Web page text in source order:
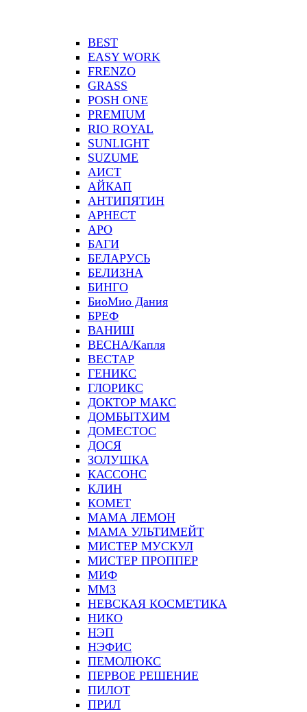
BEST
EASY WORK
FRENZO
GRASS
POSH ONE
PREMIUM
RIO ROYAL
SUNLIGHT
SUZUME
АИСТ
АЙКАП
АНТИПЯТИН
АРНЕСТ
АРО
БАГИ
БЕЛАРУСЬ
БЕЛИЗНА
БИНГО
БиоМио Дания
БРЕФ
ВАНИШ
ВЕСНА/Капля
ВЕСТАР
ГЕНИКС
ГЛОРИКС
ДОКТОР МАКС
ДОМБЫТХИМ
ДОМЕСТОС
ДОСЯ
ЗОЛУШКА
КАССОНС
КЛИН
КОМЕТ
МАМА ЛЕМОН
МАМА УЛЬТИМЕЙТ
МИСТЕР МУСКУЛ
МИСТЕР ПРОППЕР
МИФ
ММЗ
НЕВСКАЯ КОСМЕТИКА
НИКО
НЭП
НЭФИС
ПЕМОЛЮКС
ПЕРВОЕ РЕШЕНИЕ
ПИЛОТ
ПРИЛ